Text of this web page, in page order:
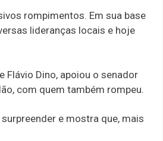
rompimentos. Em sua base
lideranças locais e hoje
Flávio Dino, apoiou o senador
com quem também rompeu.
e mostra que, mais